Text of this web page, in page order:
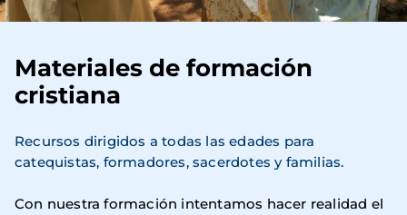
Materiales de formación
cristiana
Recursos dirigidos a todas las edades para
catequistas, formadores, sacerdotes y familias.
Con nuestra formación intentamos hacer realidad el